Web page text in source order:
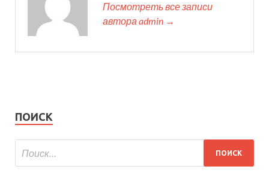
Посмотреть все записи
автора admin →
ПОИСК